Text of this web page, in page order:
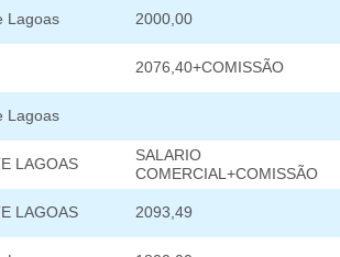
Lagoas 2000,00
2076,40+COMISSÃO
Lagoas
LAGOAS
SALARIO
COMERCIAL+COMISSÃO
LAGOAS 2093,49